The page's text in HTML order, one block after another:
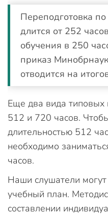
Переподготовка
длится от 252
обучения в 250
приказ
отводится на
Еще два вида типовых
512 и 720 часов.
длительностью 512
необходимо
часов.
Наши слушатели
учебный план.
составлении